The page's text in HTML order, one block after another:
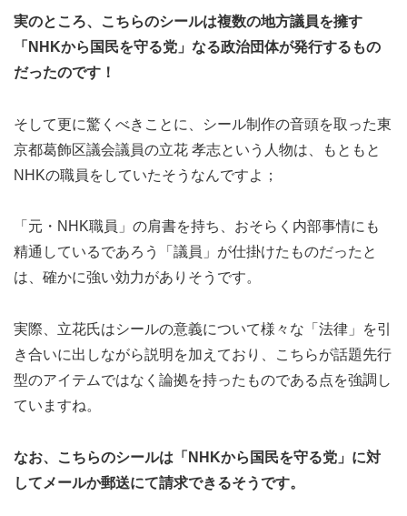
実のところ、こちらのシールは複数の地方議員を擁す
「NHKから国民を守る党」なる政治団体が発行するもの
だったのです！
そして更に驚くべきことに、シール制作の音頭を取った東
京都葛飾区議会議員の立花 孝志という人物は、もともと
NHKの職員をしていたそうなんですよ；
「元・NHK職員」の肩書を持ち、おそらく内部事情にも
精通しているであろう「議員」が仕掛けたものだったと
は、確かに強い効力がありそうです。
実際、立花氏はシールの意義について様々な「法律」を引
き合いに出しながら説明を加えており、こちらが話題先行
型のアイテムではなく論拠を持ったものである点を強調し
ていますね。
なお、こちらのシールは「NHKから国民を守る党」に対
してメールか郵送にて請求できるそうです。